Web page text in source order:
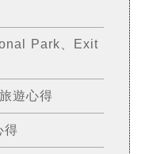
Park、Exit
遊心得
得